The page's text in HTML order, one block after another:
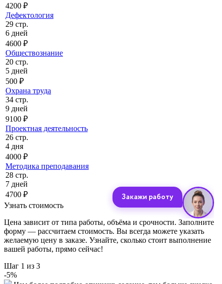
4200 ₽
Дефектология
29 стр.
6 дней
4600 ₽
Обществознание
20 стр.
5 дней
500 ₽
Охрана труда
34 стр.
9 дней
9100 ₽
Проектная деятельность
26 стр.
4 дня
4000 ₽
Методика преподавания
28 стр.
7 дней
4700 ₽
Узнать стоимость
Цена зависит от типа работы, объёма и срочности. Заполните
форму — рассчитаем стоимость. Вы всегда можете указать
желаемую цену в заказе. Узнайте, сколько стоит выполнение
вашей работы, прямо сейчас!
Шаг 1 из 3
-5%